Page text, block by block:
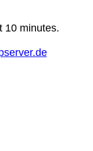
10 minutes.